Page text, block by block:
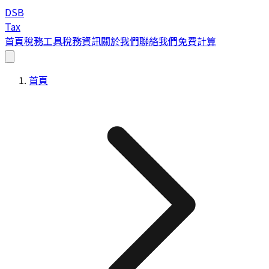
DSB
Tax
首頁稅務工具稅務資訊關於我們聯絡我們免費計算
首頁